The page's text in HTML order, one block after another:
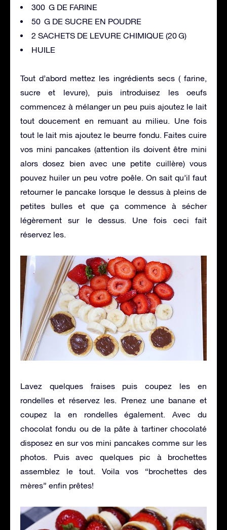
300 G DE FARINE
50 G DE SUCRE EN POUDRE
2 SACHETS DE LEVURE CHIMIQUE (20 G)
HUILE
Tout d’abord mettez les ingrédients secs ( farine,
sucre et levure), puis introduisez les oeufs
commencez à mélanger un peu puis ajoutez le lait
tout doucement en remuant au milieu. Une fois
tout le lait mis ajoutez le beurre fondu. Faites cuire
vos mini pancakes (attention ils doivent être mini
alors dosez bien avec une petite cuillère) vous
pouvez huiler un peu votre poêle. On sait qu’il faut
retourner le pancake lorsque le dessus à pleins de
petites bulles et que ça commence à sécher
légèrement sur le dessus. Une fois ceci fait
réservez les.
Lavez quelques fraises puis coupez les en
rondelles et réservez les. Prenez une banane et
coupez la en rondelles également. Avec du
chocolat fondu ou de la pâte à tartiner chocolaté
disposez en sur vos mini pancakes comme sur les
photos. Puis avec quelques pic à brochettes
assemblez le tout. Voila vos “brochettes des
mères” enfin prêtes!